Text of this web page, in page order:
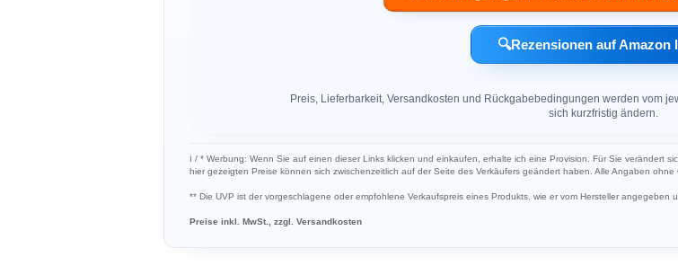
🔍Rezensionen auf Amazon
Preis, Lieferbarkeit, Versandkosten und Rückgabebedingungen werden vom
sich kurzfristig ändern.
ℹ︎ / * Werbung: Wenn Sie auf einen dieser Links klicken und einkaufen, erhalte ich eine Provision. Für Sie verändert
hier gezeigten Preise können sich zwischenzeitlich auf der Seite des Verkäufers geändert haben. Alle Angaben ohne
** Die UVP ist der vorgeschlagene oder empfohlene Verkaufspreis eines Produkts, wie er vom Hersteller angegeben
Preise inkl. MwSt., zzgl. Versandkosten